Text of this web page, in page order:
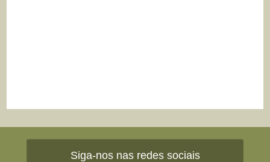
Siga-nos nas redes sociais